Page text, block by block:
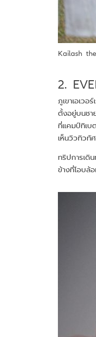
Kailash
2.
ภูเขาเอเว
ตั้งอยู่บนชา
ที่แคมป์ทิเบ
เห็นวิวทิวทัศ
ทริปการเดิ
ข้างที่โอบล้